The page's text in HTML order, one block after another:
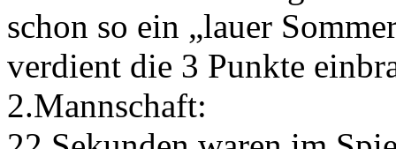
schon so ein „lauer
verdient die 3 Punkte
2.Mannschaft: